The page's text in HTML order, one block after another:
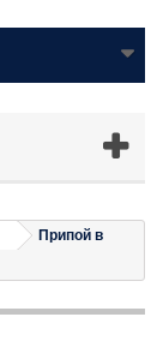
Припой в